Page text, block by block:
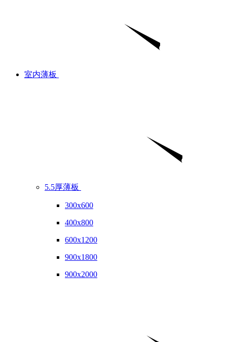
室内薄板
5.5厚薄板
300x600
400x800
600x1200
900x1800
900x2000